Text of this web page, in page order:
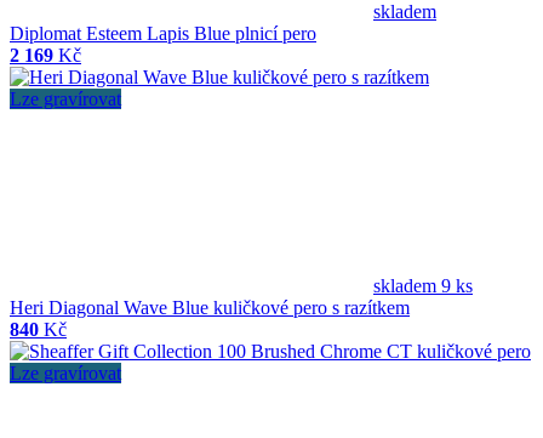
skladem
Diplomat Esteem Lapis Blue plnicí pero
2 169 Kč
Lze gravírovat
skladem 9 ks
Heri Diagonal Wave Blue kuličkové pero s razítkem
840 Kč
Lze gravírovat